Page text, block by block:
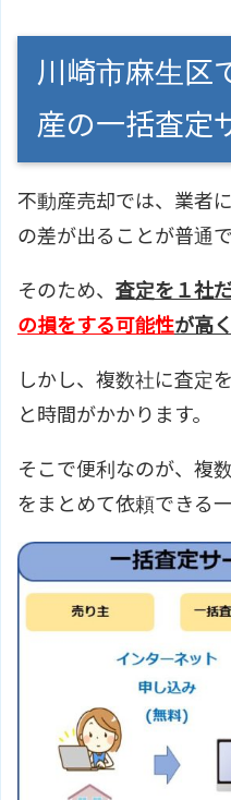
川崎市麻生区
産の一括査定
不動産売却では、業者
の差が出ることが普通で
そのため、 査定を１社
の損をする可能性が高
しかし、複数社に査定
と時間がかかります。
そこで便利なのが、複
をまとめて依頼できる